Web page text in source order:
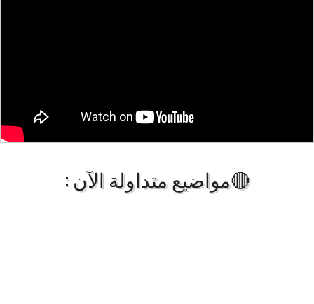
🔴مواضيع متداولة الآن :